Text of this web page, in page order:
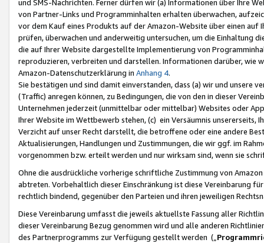
und SMS-Nachrichten. Ferner dürfen wir (a) Informationen über Ihre
von Partner-Links und Programminhalten erhalten überwachen,
vor dem Kauf eines Produkts auf der Amazon-Website über einen
prüfen, überwachen und anderweitig untersuchen, um die Einhaltung
die auf Ihrer Website dargestellte Implementierung von
reproduzieren, verbreiten und darstellen. Informationen darüber, wie
Amazon-Datenschutzerklärung in Anhang 4.
Sie bestätigen und sind damit einverstanden, dass (a) wir und
(Traffic) anregen können, zu Bedingungen, die von den in dieser
Unternehmen jederzeit (unmittelbar oder mittelbar) Websites oder
Ihrer Website im Wettbewerb stehen, (c) ein Versäumnis unsererseits,
Verzicht auf unser Recht darstellt, die betroffene oder eine andere
Aktualisierungen, Handlungen und Zustimmungen, die wir ggf. im
vorgenommen bzw. erteilt werden und nur wirksam sind, wenn sie
Ohne die ausdrückliche vorherige schriftliche Zustimmung von
abtreten. Vorbehaltlich dieser Einschränkung ist diese Vereinbarung
rechtlich bindend, gegenüber den Parteien und ihren jeweiligen
Diese Vereinbarung umfasst die jeweils aktuellste Fassung aller
dieser Vereinbarung Bezug genommen wird und alle anderen
des Partnerprogramms zur Verfügung gestellt werden („